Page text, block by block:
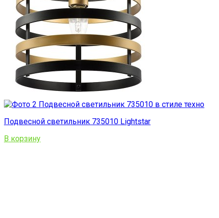
Подвесной светильник 735010 Lightstar
В корзину